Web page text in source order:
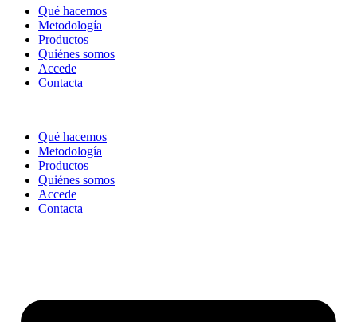
Qué hacemos
Metodología
Productos
Quiénes somos
Accede
Contacta
Qué hacemos
Metodología
Productos
Quiénes somos
Accede
Contacta